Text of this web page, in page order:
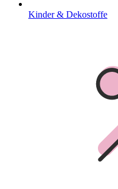
Kinder & Dekostoffe